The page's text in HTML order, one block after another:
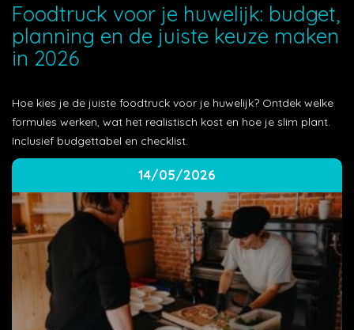
Foodtruck voor je huwelijk: budget,
planning en de juiste keuze maken
in 2026
Hoe kies je de juiste foodtruck voor je huwelijk? Ontdek welke
formules werken, wat het realistisch kost en hoe je slim plant.
Inclusief budgettabel en checklist.
14/05/2026